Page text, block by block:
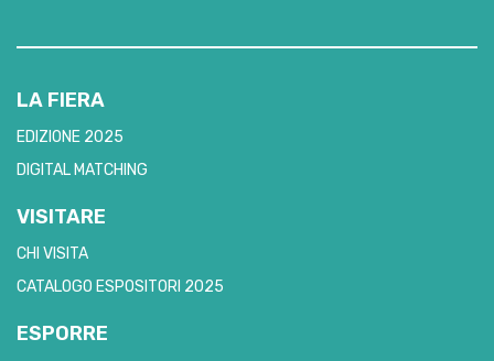
LA FIERA
EDIZIONE 2025
DIGITAL MATCHING
VISITARE
CHI VISITA
CATALOGO ESPOSITORI 2025
ESPORRE